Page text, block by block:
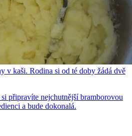
v kaši. Rodina si od té doby žádá dvě
připravíte nejchutnější bramborovou
a bude dokonalá.